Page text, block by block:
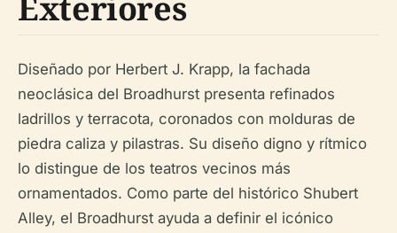
Diseñado por Herbert J. Krapp, la fachada
neoclásica del Broadhurst presenta refinados
ladrillos y terracota, coronados con molduras de
piedra caliza y pilastras. Su diseño digno y rítmico
lo distingue de los teatros vecinos más
ornamentados. Como parte del histórico Shubert
Alley, el Broadhurst ayuda a definir el icónico